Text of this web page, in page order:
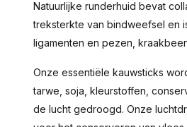
Natuurlijke runderhuid bevat
treksterkte van bindweefsel en
ligamenten en pezen,
Onze essentiële kauwsticks
tarwe, soja, kleurstoffen,
de lucht gedroogd. Onze